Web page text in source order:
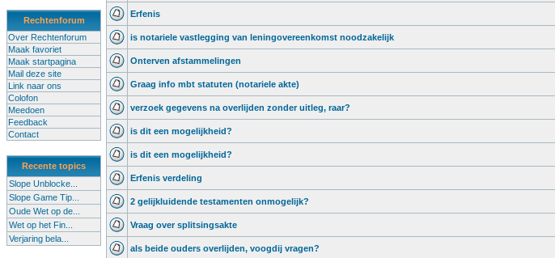
Rechtenforum
Over Rechtenforum
Maak favoriet
Maak startpagina
Mail deze site
Link naar ons
Colofon
Meedoen
Feedback
Contact
Recente topics
Slope Unblocke...
Slope Game Tip...
Oude Wet op de...
Wet op het Fin...
Verjaring bela...
Erfenis
is notariele vastlegging van leningovereenkomst noodzakelijk
Onterven afstammelingen
Graag info mbt statuten (notariele akte)
verzoek gegevens na overlijden zonder uitleg, raar?
is dit een mogelijkheid?
is dit een mogelijkheid?
Erfenis verdeling
2 gelijkluidende testamenten onmogelijk?
Vraag over splitsingsakte
als beide ouders overlijden, voogdij vragen?